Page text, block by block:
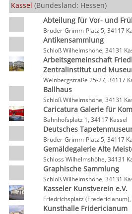
Kassel (Bundesland: Hessen)
Abteilung für Vor- und
Brüder-Grimm-Platz 5, 34117
Antikensammlung
Schloß Wilhelmshöhe, 34131
Arbeitsgemeinschaft
Zentralinstitut und
Weinbergstraße 25-27, 34117
Ballhaus
Schloß Wilhelmshöhe, 34131
Caricatura Galerie für
Bahnhofsplatz 1, 34117 Kassel
Deutsches
Brüder-Grimm-Platz 5, 34117
Gemäldegalerie Alte
Schloss Wilhelmshöhe, 34131
Graphische Sammlung
Schloß Wilhelmshöhe, 34131
Kasseler Kunstverein e.V.
Friedrichsplatz
Kunsthalle Fridericianum